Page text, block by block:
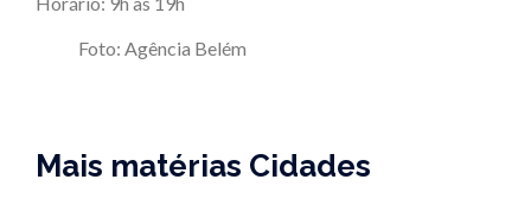
Foto: Agência Belém
Mais matérias Cidades